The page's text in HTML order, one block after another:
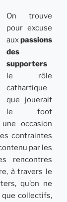
On trouve
pour excuse
auxpassions
des
supporters
le rôle
cathartique
que jouerait
le foot
occasion
contraintes
par les
rencontres
à travers le
qu’on ne
collectifs,